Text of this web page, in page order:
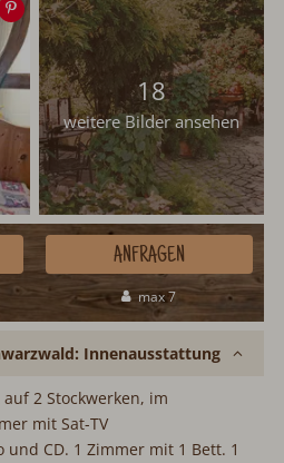
Speichern
18
weitere Bilder ansehen
max 7
ANFRAGEN
Innenausstattung
2 Stockwerken, im
mit Sat-TV (Flachbildschirm),
1 Bett. 1 Doppelzimmer.